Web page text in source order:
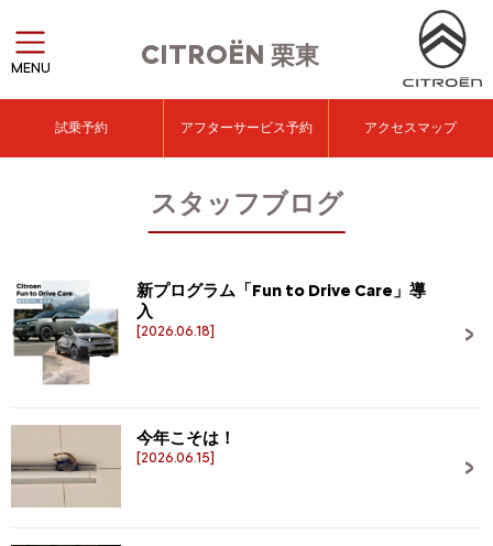
CITROËN 栗東
MENU
試乗予約 アフターサービス予約 アクセスマップ
スタッフブログ
新プログラム「Fun to Drive Care」導
入
[2026.06.18]
今年こそは！
[2026.06.15]